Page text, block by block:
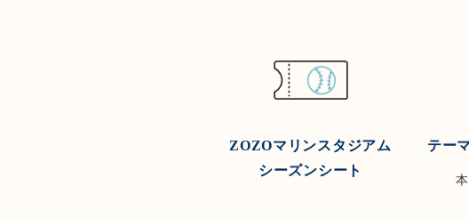
ZOZOマリンスタジアム
シーズンシート
テー